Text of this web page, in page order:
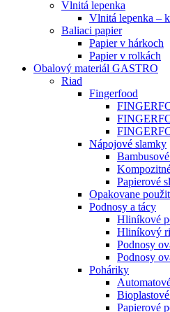
Vlnitá lepenka
Vlnitá lepenka –
Baliaci papier
Papier v hárkoch
Papier v rolkách
Obalový materiál GASTRO
Riad
Fingerfood
Nápojové slamky
Papierové
Opakovane
Podnosy a tácy
Hliníkové
Hliníkový
Podnosy
Podnosy
Poháriky
Papierové